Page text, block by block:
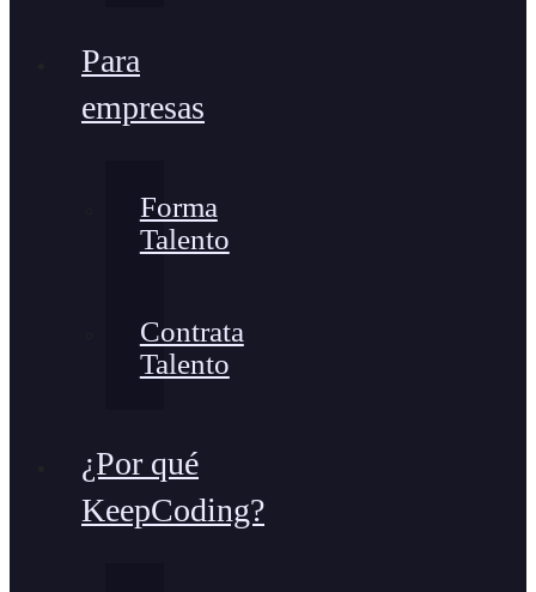
Para
empresas
Forma
Talento
Contrata
Talento
¿Por qué
KeepCoding?